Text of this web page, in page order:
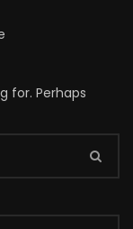
for. Perhaps